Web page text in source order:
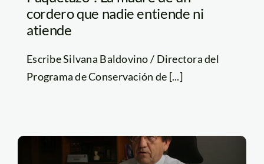
cordero que nadie entiende ni
atiende
Escribe Silvana Baldovino / Directora del
Programa de Conservación de [...]